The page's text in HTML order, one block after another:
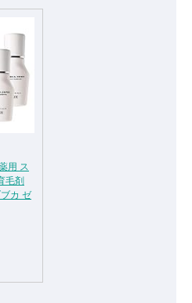
用 ス
毛剤
カ ゼ